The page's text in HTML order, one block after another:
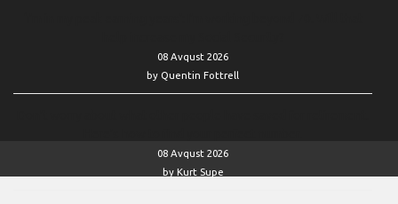
08 Avqust 2026
by Quentin Fottrell
08 Avqust 2026
by Kurt Supe